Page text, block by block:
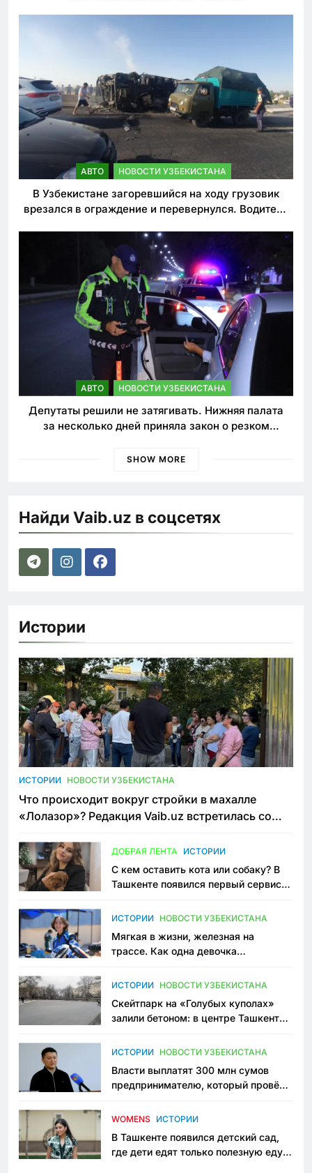
АВТО НОВОСТИ УЗБЕКИСТАНА
В Узбекистане загоревшийся на ходу грузовик
врезался в ограждение и перевернулся. Водитель
АВТО НОВОСТИ УЗБЕКИСТАНА
Депутаты решили не затягивать. Нижняя палата
за несколько дней приняла закон о резком
SHOW MORE
Найди Vaib.uz в соцсетях
Истории
ИСТОРИИ НОВОСТИ УЗБЕКИСТАНА
Что происходит вокруг стройки в махалле
«Лолазор»? Редакция Vaib.uz встретилась со
ДОБРАЯ ЛЕНТА ИСТОРИИ
С кем оставить кота или собаку? В
Ташкенте появился первый сервис
ИСТОРИИ НОВОСТИ УЗБЕКИСТАНА
Мягкая в жизни, железная на
трассе. Как одна девочка
Узбекистане
ИСТОРИИ НОВОСТИ УЗБЕКИСТАНА
Скейтпарк на «Голубых куполах»
залили бетоном: в центре Ташкента
пространство
ИСТОРИИ НОВОСТИ УЗБЕКИСТАНА
Власти выплатят 300 млн сумов
предпринимателю, который провёл
приговору
WOMENS ИСТОРИИ
В Ташкенте появился детский сад,
где дети едят только полезную еду.